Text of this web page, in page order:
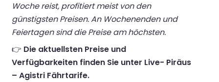
Woche reist, profitiert meist von den
günstigsten Preisen. An Wochenenden und
Feiertagen sind die Preise am höchsten.
👉 Die aktuellsten Preise und
Verfügbarkeiten finden Sie unter Live- Piräus
– Agistri Fährtarife.